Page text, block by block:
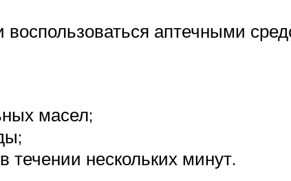
воспользоваться аптечными
масел;
нескольких минут.